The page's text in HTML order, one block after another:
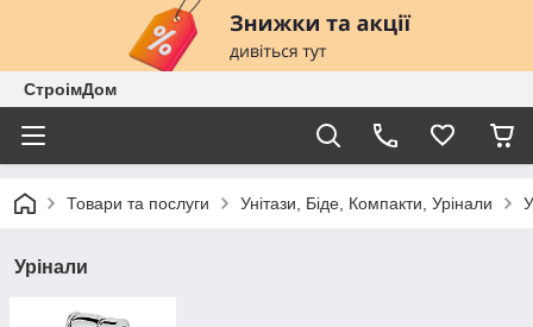
СтроімДом
Товари та послуги Унітази, Біде, Компакти, Урінали
Урінали